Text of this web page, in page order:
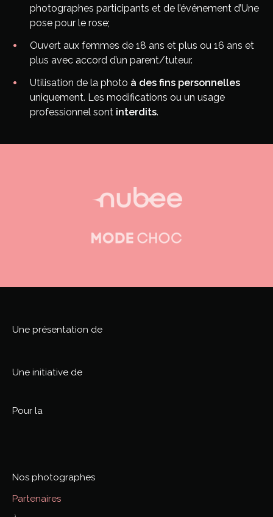
photographes participants et de l’événement d’Une
pose pour le rose;
Ouvert aux femmes de 18 ans et plus ou 16 ans et
plus avec accord d’un parent/tuteur.
Utilisation de la photo à des fins personnelles
uniquement. Les modifications ou un usage
professionnel sont interdits.
Une présentation de
Une initiative de
Pour la
Nos photographes
Partenaires